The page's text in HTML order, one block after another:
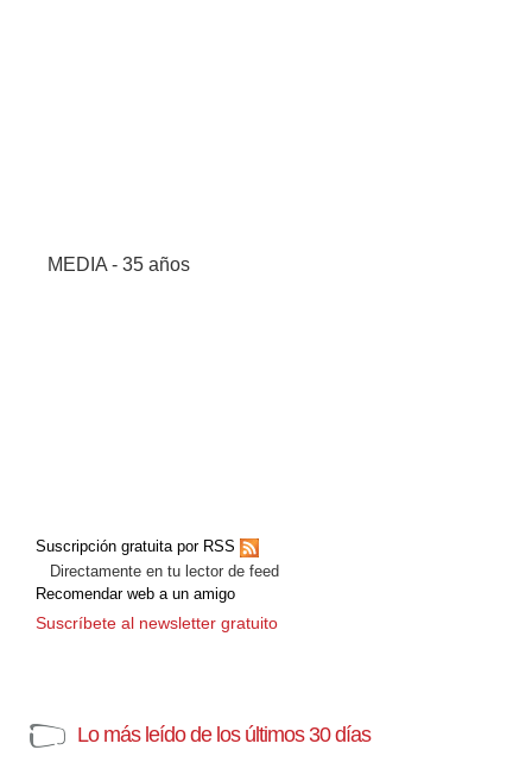
MEDIA - 35 años
Suscripción gratuita por RSS
Directamente en tu lector de feed
Recomendar web a un amigo
Suscríbete al newsletter gratuito
Lo más leído de los últimos 30 días